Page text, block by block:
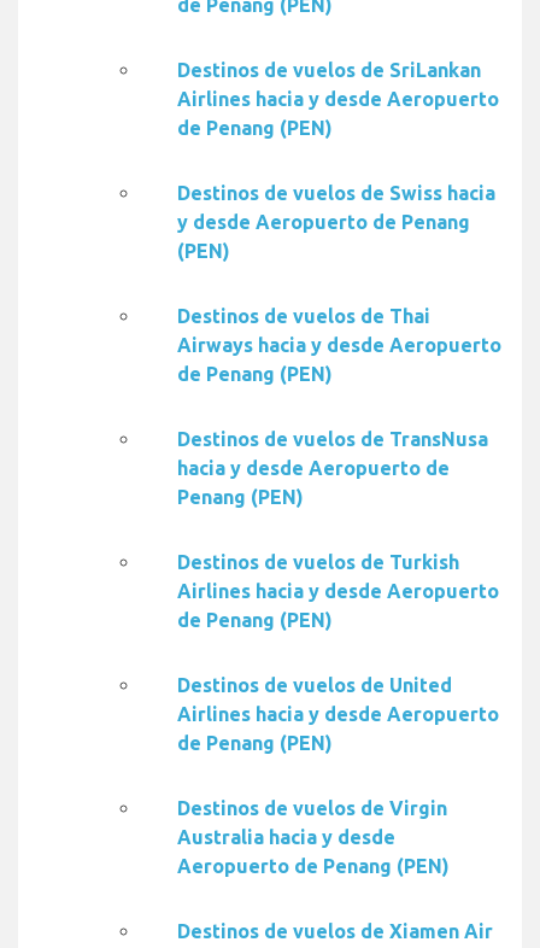
de Penang (PEN)
Destinos de vuelos de SriLankan
Airlines hacia y desde Aeropuerto
de Penang (PEN)
Destinos de vuelos de Swiss hacia
y desde Aeropuerto de Penang
(PEN)
Destinos de vuelos de Thai
Airways hacia y desde Aeropuerto
de Penang (PEN)
Destinos de vuelos de TransNusa
hacia y desde Aeropuerto de
Penang (PEN)
Destinos de vuelos de Turkish
Airlines hacia y desde Aeropuerto
de Penang (PEN)
Destinos de vuelos de United
Airlines hacia y desde Aeropuerto
de Penang (PEN)
Destinos de vuelos de Virgin
Australia hacia y desde
Aeropuerto de Penang (PEN)
Destinos de vuelos de Xiamen Air